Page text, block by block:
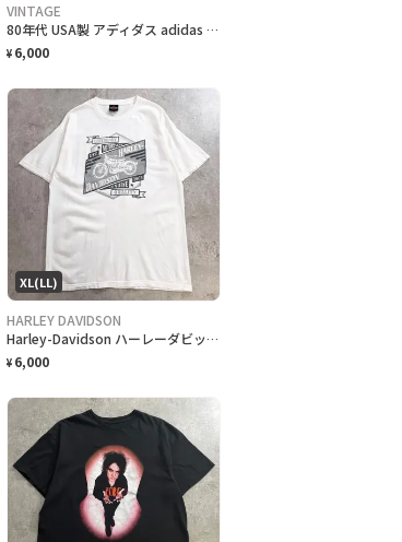
VINTAGE
80年代 USA製 アディダス adidas 袖プリント トレフォイルロゴ 長袖 ロングTシャツ ロンT メンズM 古着 80s VINTAGE ヴィンテージ アイビリー オフホワイト
¥ 6,000
XL(LL)
HARLEY DAVIDSON
Harley-Davidson ハーレーダビッドソン ロゴプリントTシャツ メンズXL 古着 2020 アメカジ バイク モーターサイクル バックプリント 白色
¥ 6,000